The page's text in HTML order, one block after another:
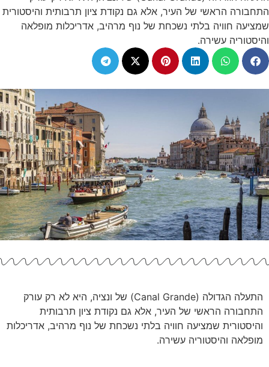
התחבורה הראשי של העיר, אלא גם נקודת ציון תרבותית והיסטורית
שמציעה חוויה בלתי נשכחת של נוף מרהיב, אדריכלות מופלאה
והיסטוריה עשירה.
התעלה הגדולה (Canal Grande) של ונציה, היא לא רק עורק
התחבורה הראשי של העיר, אלא גם נקודת ציון תרבותית
והיסטורית שמציעה חוויה בלתי נשכחת של נוף מרהיב, אדריכלות
מופלאה והיסטוריה עשירה.